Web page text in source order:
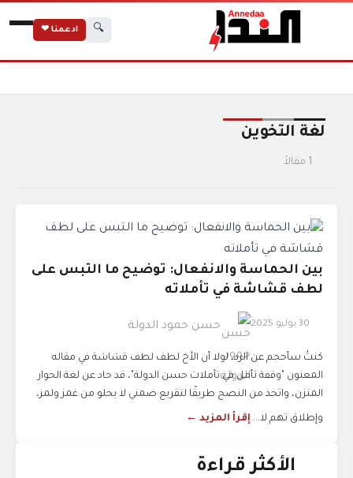
🔍 ادعمنا ❤
لغة التخوين
1 مقالاً
بين الحماسة والانفعال: توضيح ما التبس على
لطف قشاشة في تأملاته
30 يوليو 2025 حسن حمود الدولة
كنتُ سأحجم عن الرد، لولا أن الأخ لطف لطف قشاشة في مقاله
المعنون "وقفة تأمل في تأملات حسن الدولة"، قد حاد عن لغة الحوار
المتزن، واتخذ من النصح طريقًا لتقريع ضمني لا يخلو من غمز ولمز،
وإطلاق تهم لا... إقرأ المزيد ←
الأكثر قراءة